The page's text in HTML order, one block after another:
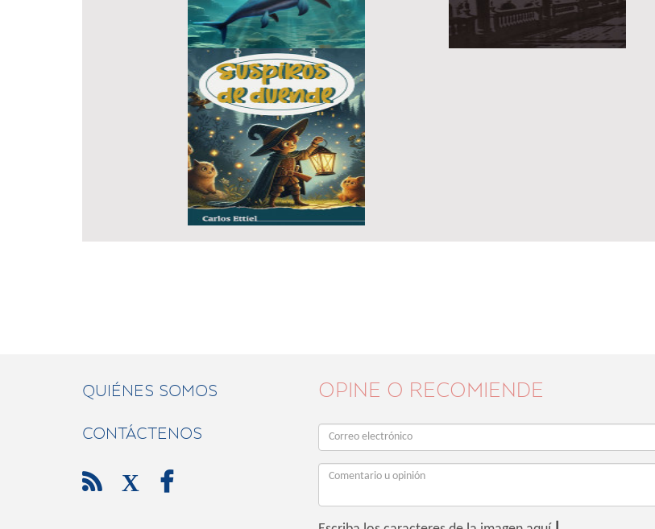
QUIÉNES SOMOS
CONTÁCTENOS
 X 
OPINE O RECOMIENDE